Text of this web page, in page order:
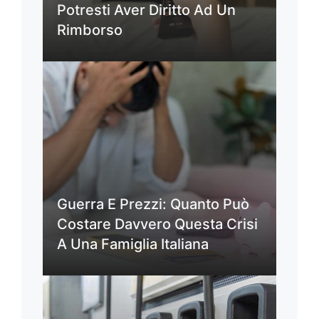
Potresti Aver Diritto Ad Un
Rimborso
Guerra E Prezzi: Quanto Può
Costare Davvero Questa Crisi
A Una Famiglia Italiana